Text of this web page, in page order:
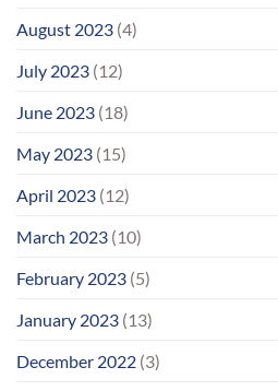
August 2023 (4)
July 2023 (12)
June 2023 (18)
May 2023 (15)
April 2023 (12)
March 2023 (10)
February 2023 (5)
January 2023 (13)
December 2022 (3)